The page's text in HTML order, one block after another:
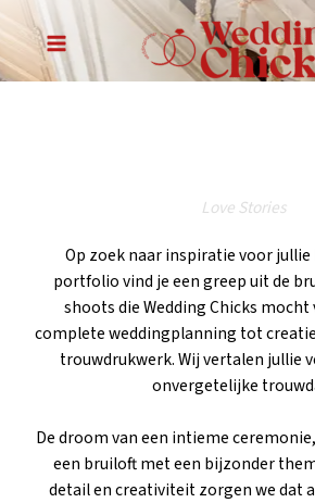
naar
de
MAIN
Love Stories
Op zoek naar inspiratie voor jullie
portfolio vind je een greep uit de
shoots die Wedding Chicks mocht
complete weddingplanning tot
trouwdrukwerk. Wij vertalen jullie
onvergetelijke
De droom van een intieme
een bruiloft met een bijzonder
detail en creativiteit zorgen we dat